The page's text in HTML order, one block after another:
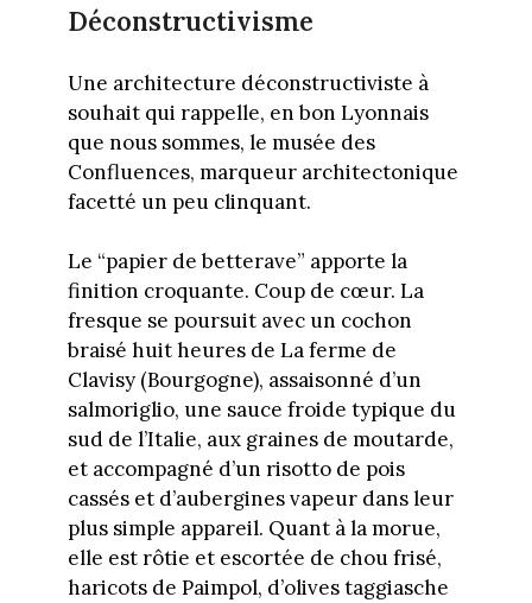
Déconstructivisme
Une architecture déconstructiviste à
souhait qui rappelle, en bon Lyonnais
que nous sommes, le musée des
Confluences, marqueur architectonique
facetté un peu clinquant.
Le “papier de betterave” apporte la
finition croquante. Coup de cœur. La
fresque se poursuit avec un cochon
braisé huit heures de La ferme de
Clavisy (Bourgogne), assaisonné d’un
salmoriglio, une sauce froide typique du
sud de l’Italie, aux graines de moutarde,
et accompagné d’un risotto de pois
cassés et d’aubergines vapeur dans leur
plus simple appareil. Quant à la morue,
elle est rôtie et escortée de chou frisé,
haricots de Paimpol, d’olives taggiasche